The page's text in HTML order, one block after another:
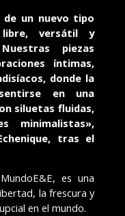
de un nuevo tipo
versátil y
piezas
íntimas,
donde la
en una
siluetas fluidas,
minimalistas»,
tras el
es una
la frescura y
en el mundo.